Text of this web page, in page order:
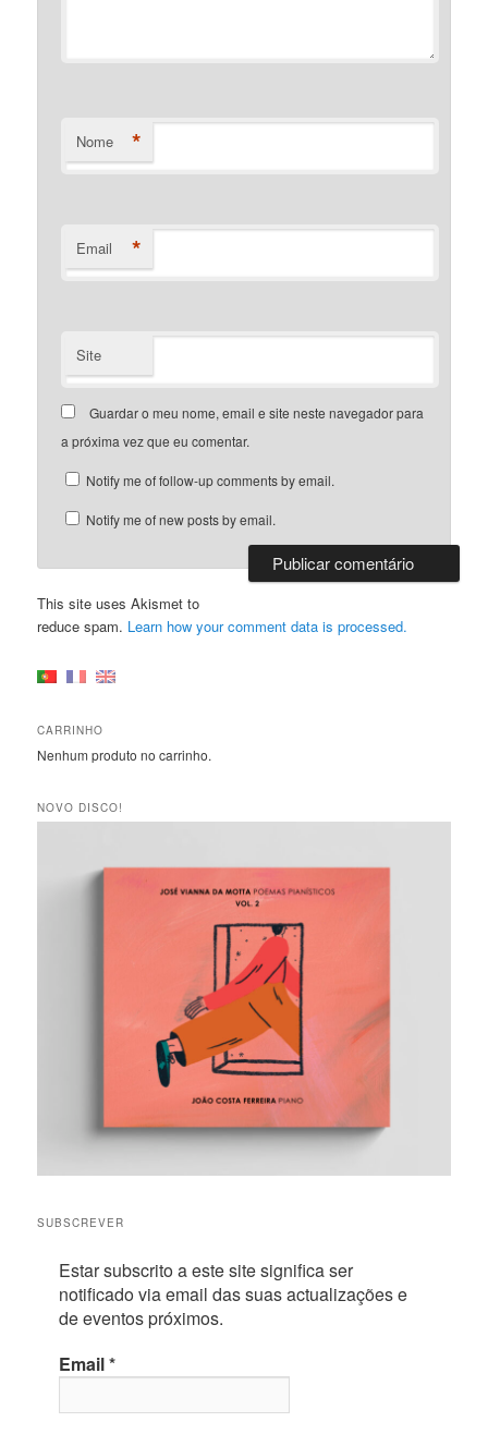
Nome *
Email *
Site
Guardar o meu nome, email e site neste navegador para
a próxima vez que eu comentar.
Notify me of follow-up comments by email.
Notify me of new posts by email.
This site uses Akismet to
reduce spam. Learn how your comment data is processed.
CARRINHO
Nenhum produto no carrinho.
NOVO DISCO!
SUBSCREVER
Estar subscrito a este site significa ser
notificado via email das suas actualizações e
de eventos próximos.
Email*